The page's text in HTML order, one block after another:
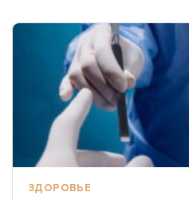
ЗДОРОВЬЕ